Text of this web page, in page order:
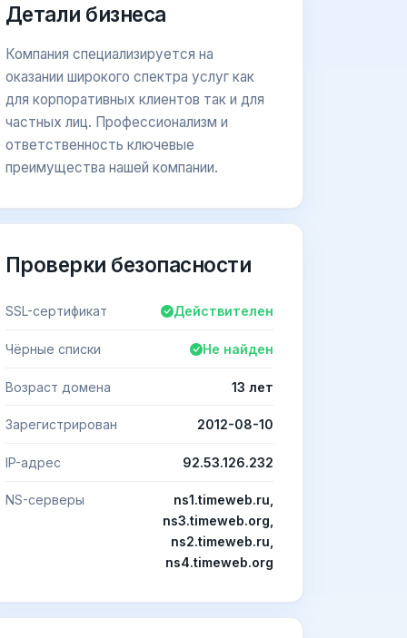
Детали бизнеса
Компания специализируется на
оказании широкого спектра услуг как
для корпоративных клиентов так и для
частных лиц. Профессионализм и
ответственность ключевые
преимущества нашей компании.
Проверки безопасности
SSL-сертификат Действителен
Чёрные списки Не найден
Возраст домена 13 лет
Зарегистрирован 2012-08-10
IP-адрес 92.53.126.232
NS-серверы
ns1.timeweb.ru,
ns3.timeweb.org,
ns2.timeweb.ru,
ns4.timeweb.org